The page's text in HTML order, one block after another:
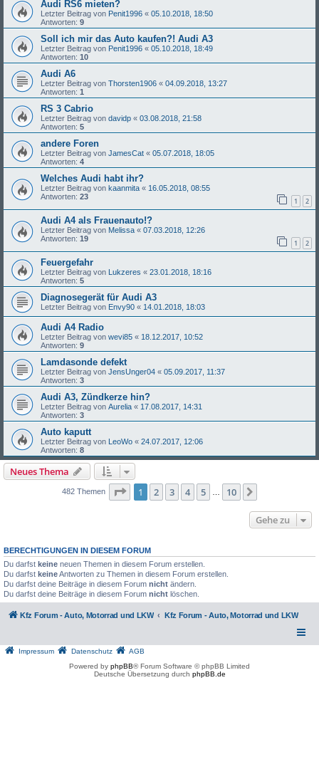
Audi RS6 mieten?
Letzter Beitrag von Penit1996 « 05.10.2018, 18:50
Antworten: 9
Soll ich mir das Auto kaufen?! Audi A3
Letzter Beitrag von Penit1996 « 05.10.2018, 18:49
Antworten: 10
Audi A6
Letzter Beitrag von Thorsten1906 « 04.09.2018, 13:27
Antworten: 1
RS 3 Cabrio
Letzter Beitrag von davidp « 03.08.2018, 21:58
Antworten: 5
andere Foren
Letzter Beitrag von JamesCat « 05.07.2018, 18:05
Antworten: 4
Welches Audi habt ihr?
Letzter Beitrag von kaanmita « 16.05.2018, 08:55
Antworten: 23 1 2
Audi A4 als Frauenauto!?
Letzter Beitrag von Melissa « 07.03.2018, 12:26
Antworten: 19 1 2
Feuergefahr
Letzter Beitrag von Lukzeres « 23.01.2018, 18:16
Antworten: 5
Diagnosegerät für Audi A3
Letzter Beitrag von Envy90 « 14.01.2018, 18:03
Audi A4 Radio
Letzter Beitrag von wevi85 « 18.12.2017, 10:52
Antworten: 9
Lamdasonde defekt
Letzter Beitrag von JensUnger04 « 05.09.2017, 11:37
Antworten: 3
Audi A3, Zündkerze hin?
Letzter Beitrag von Aurelia « 17.08.2017, 14:31
Antworten: 3
Auto kaputt
Letzter Beitrag von LeoWo « 24.07.2017, 12:06
Antworten: 8
Neues Thema
482 Themen Seite 1von 10
1 2 3 4 5 10
Gehe zu
BERECHTIGUNGEN IN DIESEM FORUM
Du darfst keine neuen Themen in diesem Forum erstellen.
Du darfst keineAntworten zu Themen in diesem Forum erstellen.
Du darfst deine Beiträge in diesem Forum nicht ändern.
Du darfst deine Beiträge in diesem Forum nicht löschen.
Kfz Forum - Auto, Motorrad und LKW Kfz Forum - Auto, Motorrad und LKW
Impressum Datenschutz
AGB
Powered by phpBB® Forum Software © phpBB Limited
Deutsche Übersetzung durch phpBB.de